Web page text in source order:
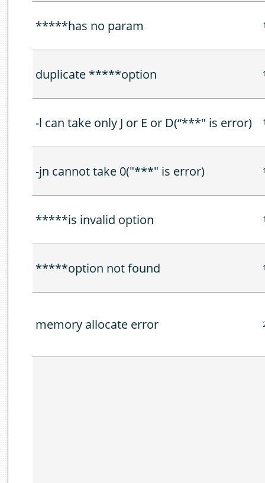
*****has no param
duplicate *****option
-l can take only J or E or D(“***" is error)
-jn cannot take 0("***" is error)
*****is invalid option
*****option not found
memory allocate error